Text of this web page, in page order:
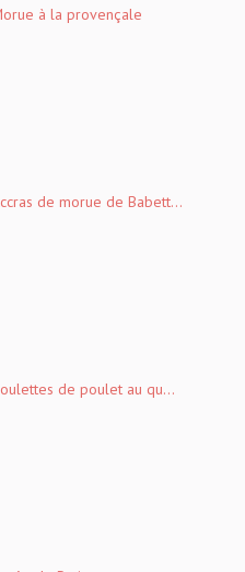
à la provençale
de morue de Babett...
de poulet au qu...